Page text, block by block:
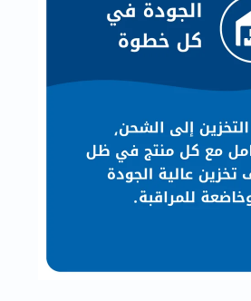
دعم
الكبد
البروستاتا
مالتي
فيتامين
فيتامين
أ